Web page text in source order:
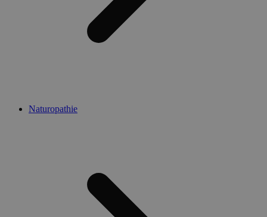
Naturopathie